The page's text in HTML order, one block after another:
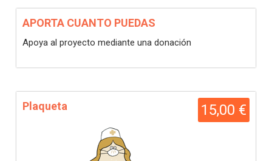
APORTA CUANTO PUEDAS
Apoya al proyecto mediante una donación
15,00 €
Plaqueta